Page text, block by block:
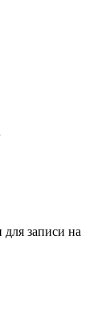
записи на